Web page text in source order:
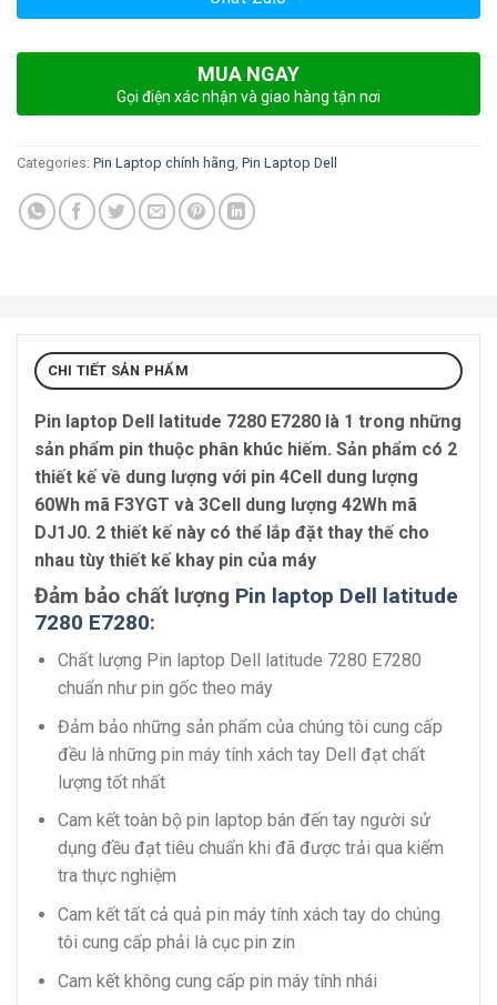
MUA NGAY
Gọi điện xác nhận và giao hàng tận nơi
Categories: Pin Laptop chính hãng Pin Laptop Dell
CHI TIẾT SẢN PHẨM
Pin laptop Dell latitude 7280 E7280 là 1 trong những
sản phẩm pin thuộc phân khúc hiếm. Sản phẩm có 2
thiết kế về dung lượng với pin 4Cell dung lượng
60Wh mã F3YGT và 3Cell dung lượng 42Wh mã
DJ1J0. 2 thiết kế này có thể lắp đặt thay thế cho
nhau tùy thiết kế khay pin của máy
Đảm bảo chất lượng Pin laptop Dell latitude
7280 E7280:
Chất lượng Pin laptop Dell latitude 7280 E7280
chuẩn như pin gốc theo máy
Đảm bảo những sản phẩm của chúng tôi cung cấp
đều là những pin máy tính xách tay Dell đạt chất
lượng tốt nhất
Cam kết toàn bộ pin laptop bán đến tay người sử
dụng đều đạt tiêu chuẩn khi đã được trải qua kiểm
tra thực nghiệm
Cam kết tất cả quả pin máy tính xách tay do chúng
tôi cung cấp phải là cục pin zin
Cam kết không cung cấp pin máy tính nhái